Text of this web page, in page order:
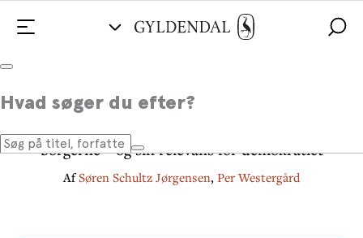
Hvad søger du efter?
Den journalistiske forbindelse
Sådan genopfinder nyhedsmediet sin relation til
borgerne – og sin relevans for demokratiet
AfSøren Schultz Jørgensen, Per Westergård